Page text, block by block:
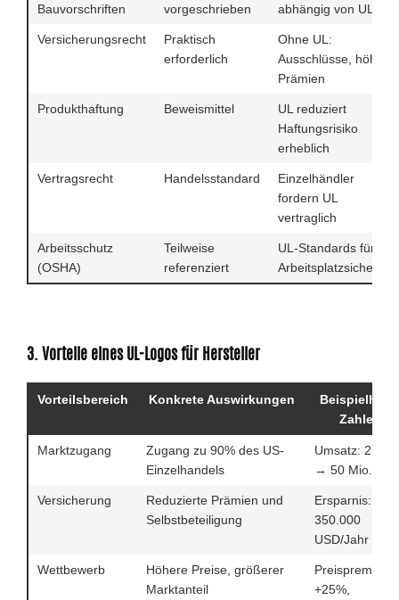
Bauvorschriften
vorgeschrieben
abhängig von UL
Versicherungsrecht
Praktisch
erforderlich
Ohne UL:
Ausschlüsse, höhere
Prämien
Produkthaftung Beweismittel
UL reduziert
Haftungsrisiko
erheblich
Vertragsrecht Handelsstandard
Einzelhändler
fordern UL
vertraglich
Arbeitsschutz
(OSHA)
Teilweise
referenziert
UL-Standards für
Arbeitsplatzsicherheit
3. Vorteile eines UL-Logos für Hersteller
Vorteilsbereich Konkrete Auswirkungen
Beispielhafte
Zahlen
Marktzugang
Zugang zu 90% des US-
Einzelhandels
Umsatz: 2 Mio.
→ 50 Mio.
Versicherung
Reduzierte Prämien und
Selbstbeteiligung
Ersparnis:
350.000
USD/Jahr
Wettbewerb
Höhere Preise, größerer
Marktanteil
Preispremium:
+25%,